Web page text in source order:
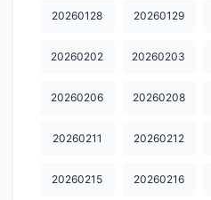
20260128 20260129
20260202 20260203
20260206 20260208
20260211 20260212
20260215 20260216